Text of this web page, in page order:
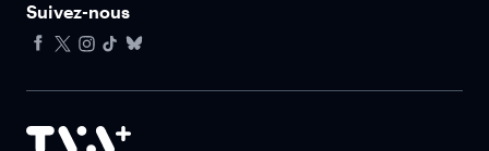
Suivez-nous